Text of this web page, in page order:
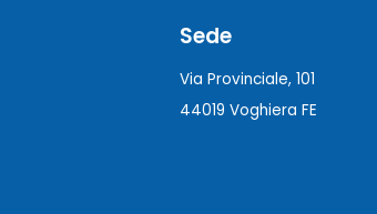
Sede
Via Provinciale, 101
44019 Voghiera FE